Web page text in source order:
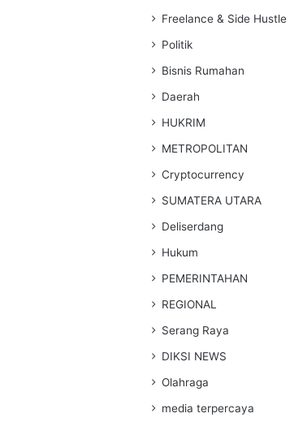
Freelance & Side Hustle
Politik
Bisnis Rumahan
Daerah
HUKRIM
METROPOLITAN
Cryptocurrency
SUMATERA UTARA
Deliserdang
Hukum
PEMERINTAHAN
REGIONAL
Serang Raya
DIKSI NEWS
Olahraga
media terpercaya